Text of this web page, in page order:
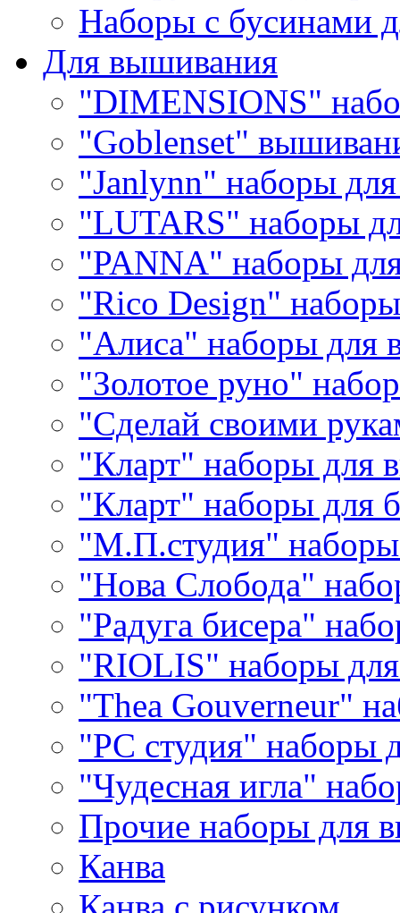
Наборы с бусинами
Для вышивания
"DIMENSIONS"
"Goblenset"
"Janlynn" наборы
"LUTARS" наборы
"PANNA" наборы
"Rico Design"
"Алиса" наборы для
"Золотое руно"
"Сделай своими
"Кларт" наборы для
"Кларт" наборы для
"М.П.студия"
"Нова Слобода"
"Радуга бисера"
"RIOLIS" наборы
"Thea Gouverneur"
"РС студия" наборы
"Чудесная игла"
Прочие наборы для
Канва